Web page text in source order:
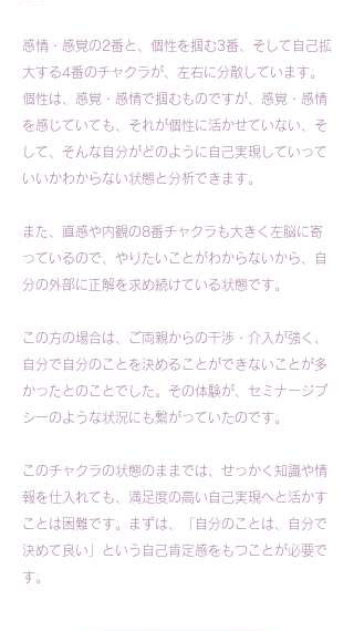
感情・感覚の2番と、個性を掴む3番、そして自己拡
大する4番のチャクラが、左右に分散しています。
個性は、感覚・感情で掴むものですが、感覚・感情
を感じていても、それが個性に活かせていない、そ
して、そんな自分がどのように自己実現していって
いいかわからない状態と分析できます。
また、直感や内観の8番チャクラも大きく左脳に寄
っているので、やりたいことがわからないから、自
分の外部に正解を求め続けている状態です。
この方の場合は、ご両親からの干渉・介入が強く、
自分で自分のことを決めることができないことが多
かったとのことでした。その体験が、セミナージプ
シーのような状況にも繋がっていたのです。
このチャクラの状態のままでは、せっかく知識や情
報を仕入れても、満足度の高い自己実現へと活かす
ことは困難です。まずは、「自分のことは、自分で
決めて良い」という自己肯定感をもつことが必要で
す。